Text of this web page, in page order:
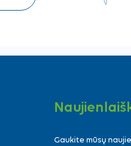
Gaukite mūsų